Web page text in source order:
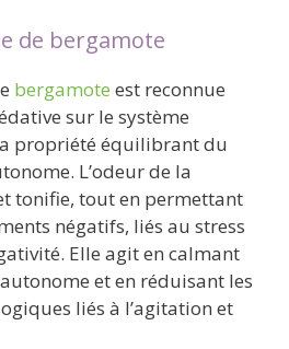
de bergamote
bergamote est reconnue
sur le système
propriété équilibrant du
L’odeur de la
tonifie, tout en permettant
négatifs, liés au stress
Elle agit en calmant
et en réduisant les
liés à l’agitation et